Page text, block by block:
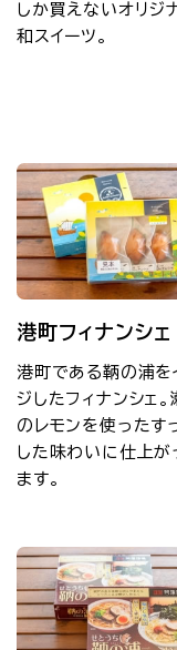
しか買えないオリジ
和スイーツ。
港町フィナンシェ
港町である鞆の浦を
ジしたフィナンシェ
のレモンを使ったす
した味わいに仕上が
ます。